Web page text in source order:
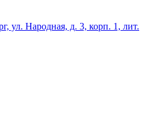
ул. Народная, д. 3, корп. 1, лит.